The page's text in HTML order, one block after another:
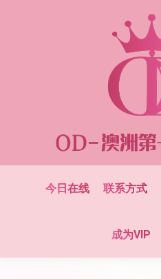
今日在线 联系方式
成为VIP